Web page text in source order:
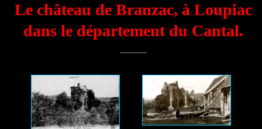
Le château de Branzac, à Loupiac
dans le département du Cantal.